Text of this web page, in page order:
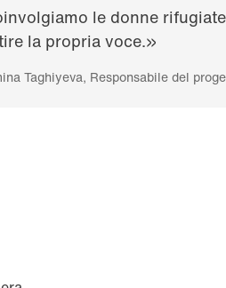
le donne
la propria voce.»
Taghiyeva, Responsabile del